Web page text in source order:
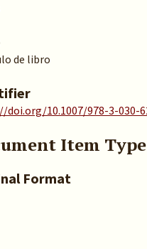
de libro
doi.org/10.1007/978-3-030-
Item
Format